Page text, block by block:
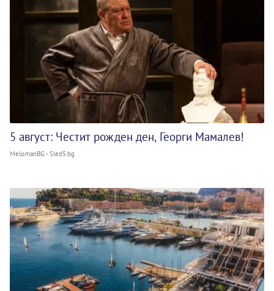
5 август: Честит рожден ден, Георги Мамалев!
MelomanBG - Sled5.bg